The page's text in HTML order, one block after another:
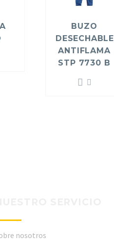
BUZO
DESECHABLE
ANTIFLAMA
STP 7730 B
nosotros